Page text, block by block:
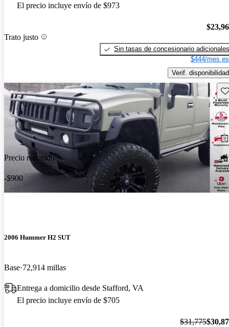
El precio incluye envío de $973
Trato justo
Sin tasas de concesionario adicionales
$444/mes
Verif. disponibilidad
Precio reducido
-$900
2006 Hummer H2 SUT
Base 72,914 millas
Entrega a domicilio desde Stafford, VA
El precio incluye envío de $705
$31,775